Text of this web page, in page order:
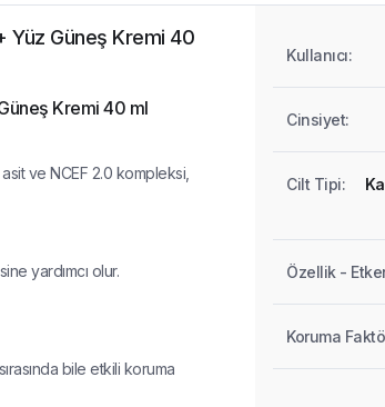
Yüz Güneş Kremi 40
Kremi 40 ml
ve NCEF 2.0 kompleksi,
yardımcı olur.
bile etkili koruma
Kullanıcı:
Cinsiyet:
Cilt Tipi:
Özellik -
Koruma